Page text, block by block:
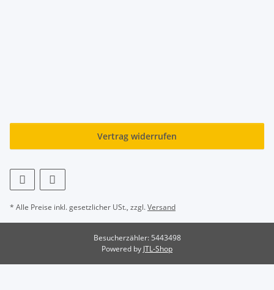
Vertrag widerrufen
* Alle Preise inkl. gesetzlicher USt., zzgl.Versand
Besucherzähler: 5443498
Powered by JTL-Shop